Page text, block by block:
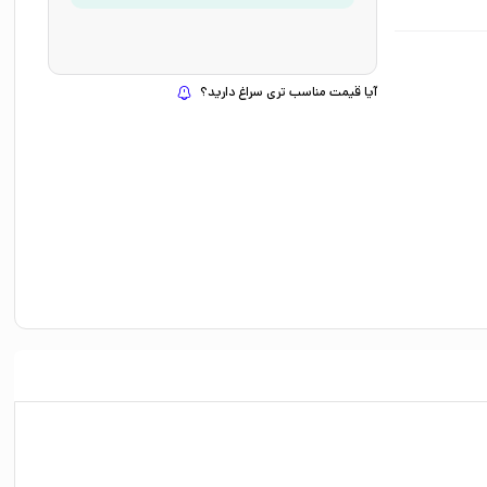
آیا قیمت مناسب تری سراغ دارید؟